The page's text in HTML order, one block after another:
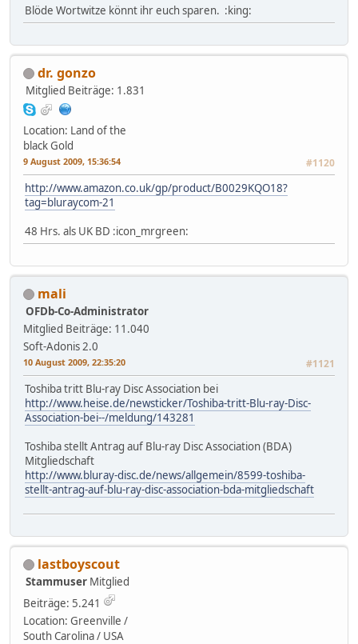
Blöde Wortwitze könnt ihr euch sparen. :king:
dr. gonzo
Mitglied Beiträge: 1.831
Location: Land of the
black Gold
9 August 2009, 15:36:54 #1120
http://www.amazon.co.uk/gp/product/B0029KQO18?
tag=bluraycom-21
48 Hrs. als UK BD :icon_mrgreen:
mali
OFDb-Co-Administrator
Mitglied Beiträge: 11.040
Soft-Adonis 2.0
10 August 2009, 22:35:20 #1121
Toshiba tritt Blu-ray Disc Association bei
http://www.heise.de/newsticker/Toshiba-tritt-Blu-ray-Disc-
Association-bei--/meldung/143281
Toshiba stellt Antrag auf Blu-ray Disc Association (BDA)
Mitgliedschaft
http://www.bluray-disc.de/news/allgemein/8599-toshiba-
stellt-antrag-auf-blu-ray-disc-association-bda-mitgliedschaft
lastboyscout
Stammuser Mitglied
Beiträge: 5.241
Location: Greenville /
South Carolina / USA